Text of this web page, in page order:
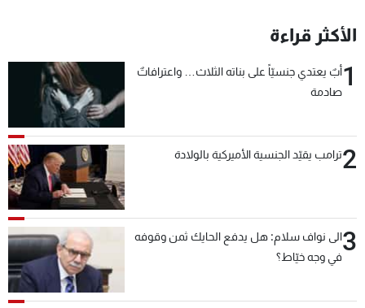
الأكثر قراءة
1أبٌ يعتدي جنسيّاً على بناته الثلاث… واعترافاتٌ
صادمة
2ترامب يقيّد الجنسية الأميركية بالولادة
3الى نواف سلام: هل يدفع الحايك ثمن وقوفه
في وجه خيّاط؟